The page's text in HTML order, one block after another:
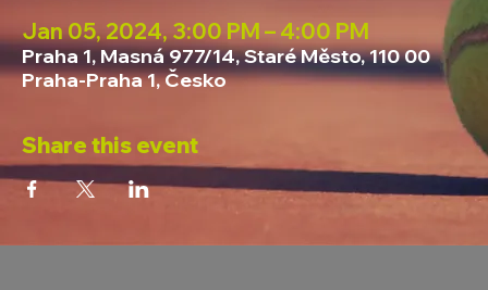
Jan 05, 2024, 3:00 PM – 4:00 PM
Praha 1, Masná 977/14, Staré Město, 110 00
Praha-Praha 1, Česko
Share this event